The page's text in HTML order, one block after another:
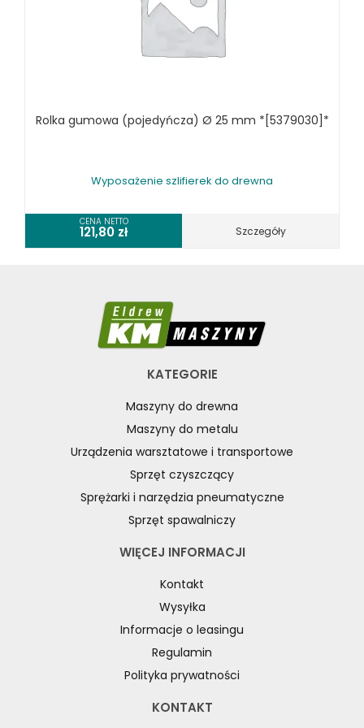
Rolka gumowa (pojedyńcza) Ø 25 mm *[5379030]*
Wyposażenie szlifierek do drewna
CENA NETTO
121,80 zł Szczegóły
KATEGORIE
Maszyny do drewna
Maszyny do metalu
Urządzenia warsztatowe i transportowe
Sprzęt czyszczący
Sprężarki i narzędzia pneumatyczne
Sprzęt spawalniczy
WIĘCEJ INFORMACJI
Kontakt
Wysyłka
Informacje o leasingu
Regulamin
Polityka prywatności
KONTAKT